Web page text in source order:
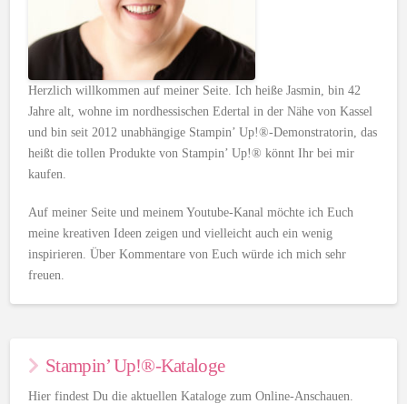
Herzlich willkommen auf meiner Seite. Ich heiße Jasmin, bin 42
Jahre alt, wohne im nordhessischen Edertal in der Nähe von Kassel
und bin seit 2012 unabhängige Stampin’ Up!®-Demonstratorin, das
heißt die tollen Produkte von Stampin’ Up!® könnt Ihr bei mir
kaufen.
Auf meiner Seite und meinem Youtube-Kanal möchte ich Euch
meine kreativen Ideen zeigen und vielleicht auch ein wenig
inspirieren. Über Kommentare von Euch würde ich mich sehr
freuen.
Stampin’ Up!®-Kataloge
Hier findest Du die aktuellen Kataloge zum Online-Anschauen.